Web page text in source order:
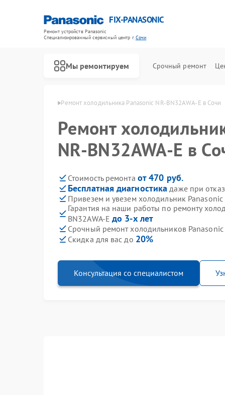
FIX-PANASONIC
Ремонт устройств Panasonic
Специализированный cервисный центр г.Сочи
Мы ремонтируем Срочный ремонт
Panasonic в Сочи Ремонт холодильника Panasonic NR-BN32AWA-E в Сочи
Ремонт
NR-BN32AWA-E в
Стоимость ремонта от 470 руб.
Бесплатная диагностика даже при
Привезем и увезем холодильник Panasonic
Гарантия на наши работы по ремонту
BN32AWA-E до 3-х лет
Срочный ремонт холодильников Panasonic
Скидка для вас до 20%
Консультация со специалистом